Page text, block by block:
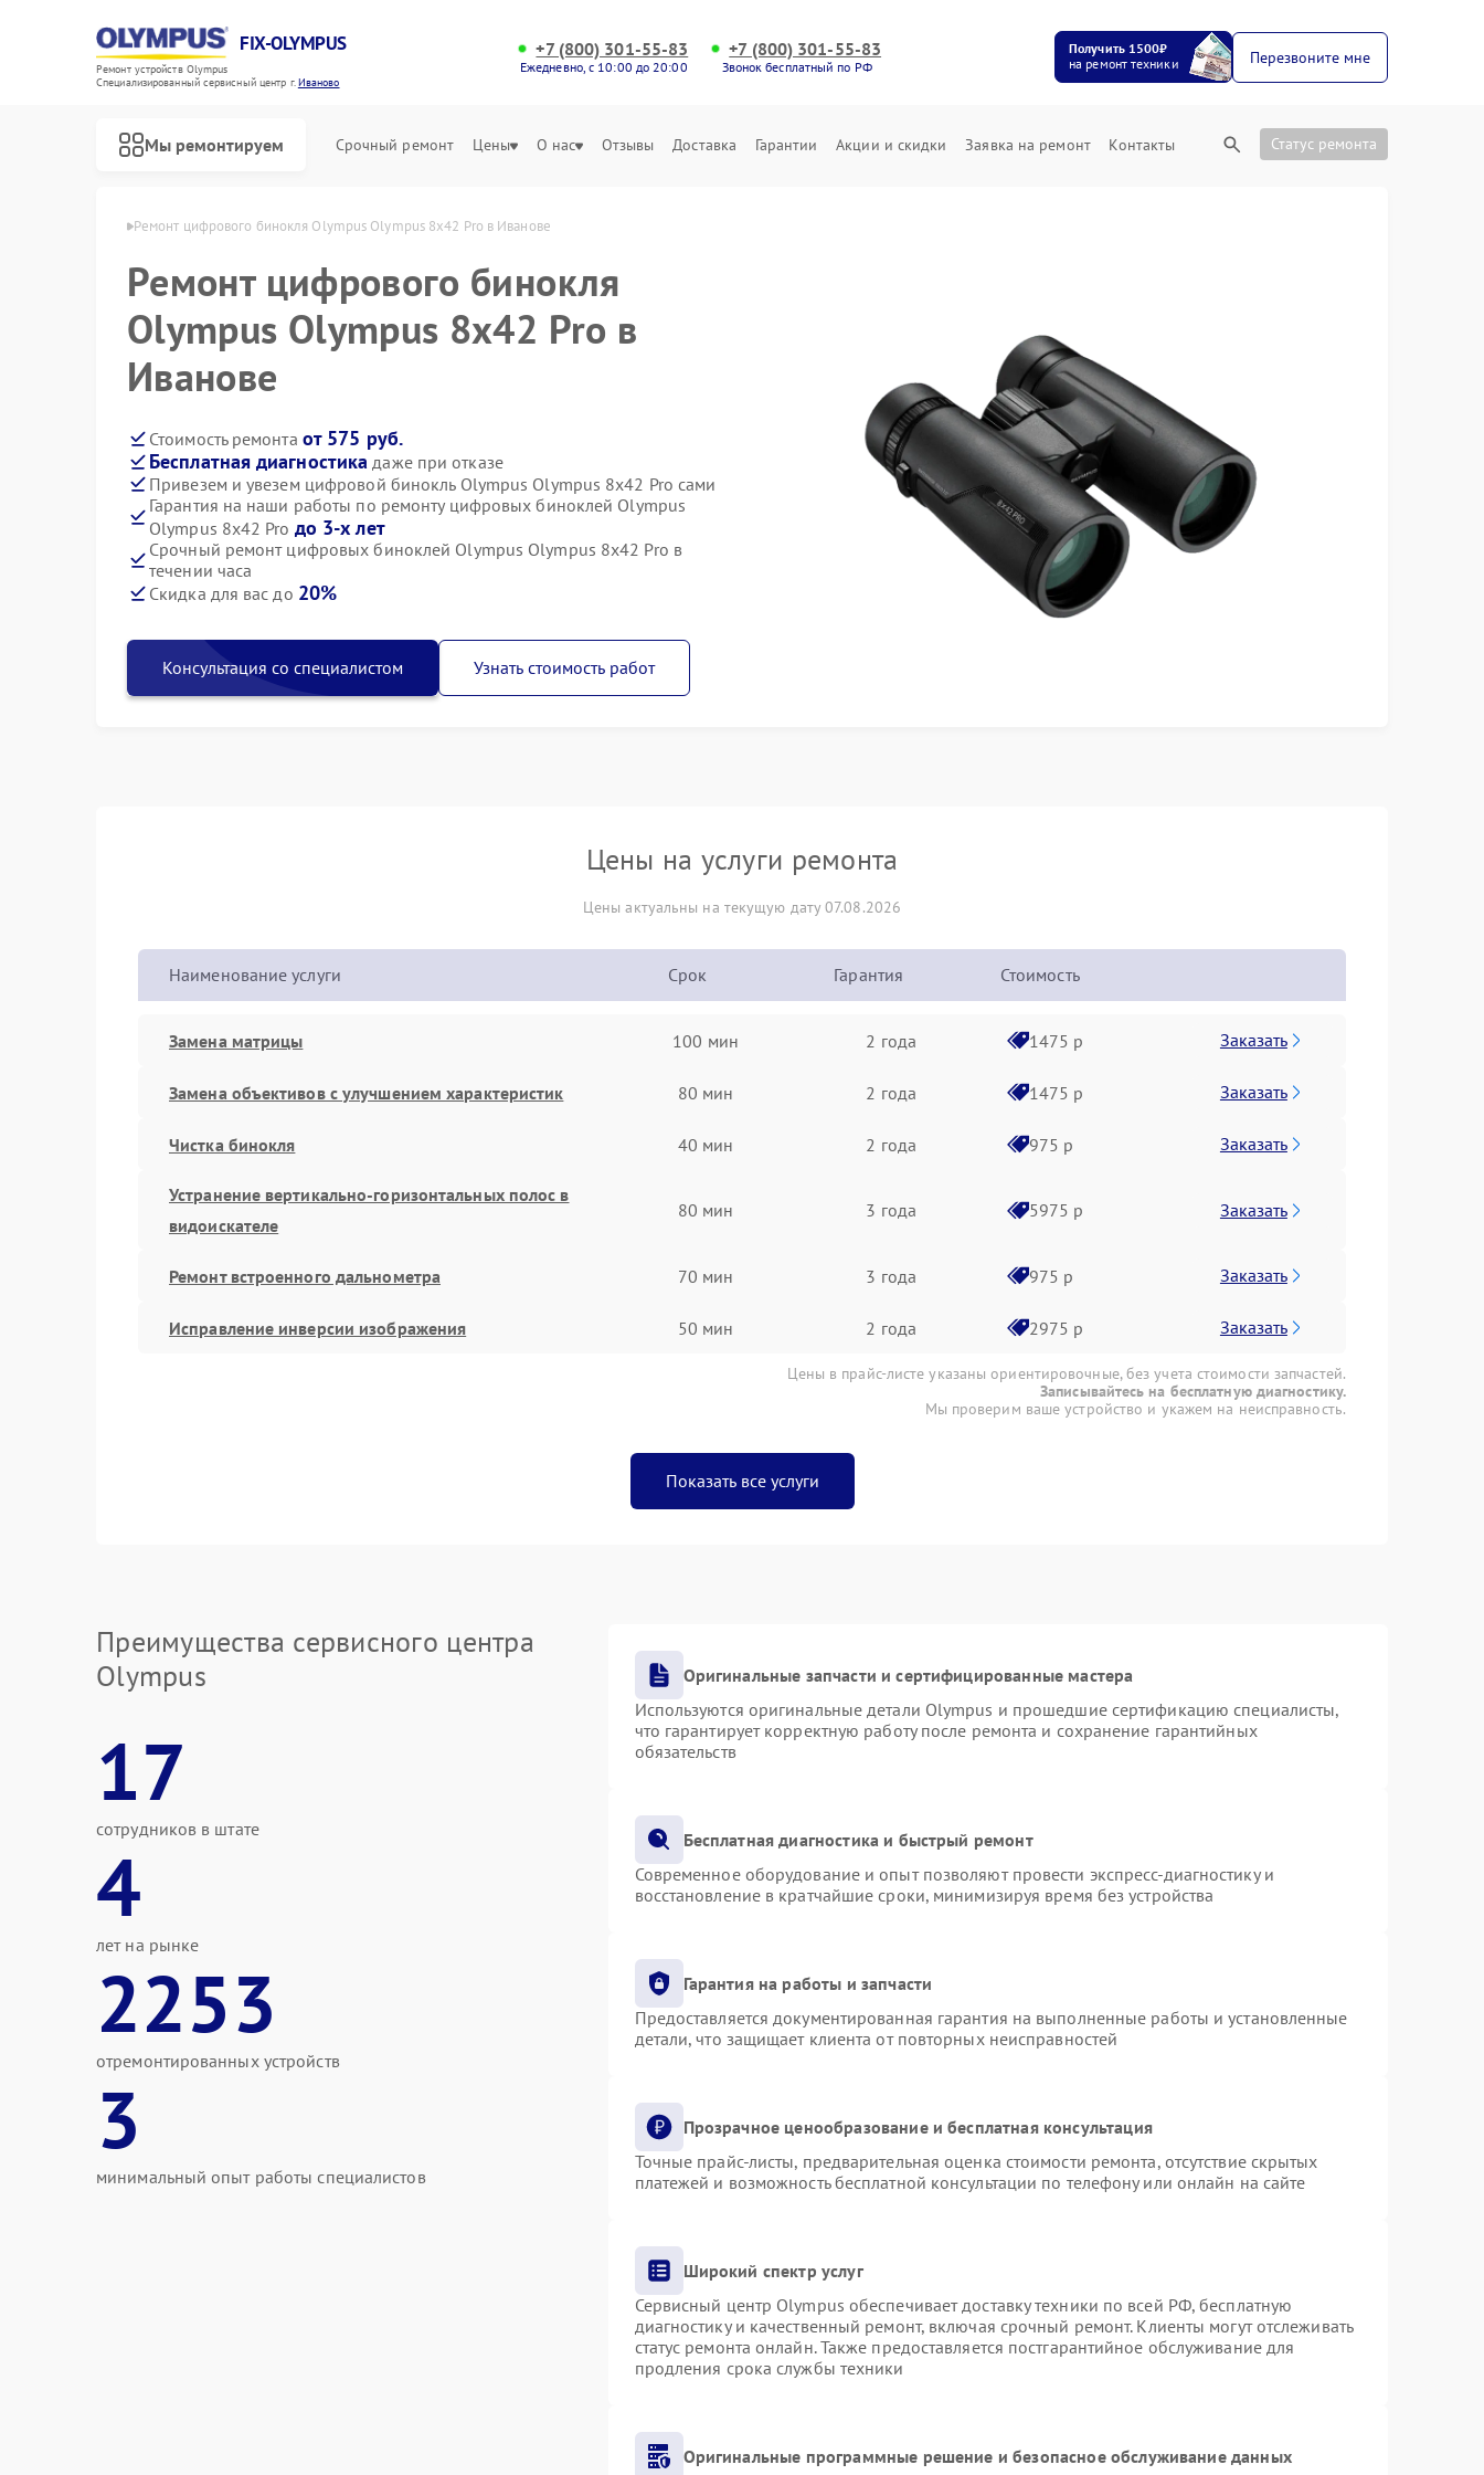
FIX-OLYMPUS
Ремонт устройств Olympus
Специализированный cервисный центр г.Иваново
+7 (800) 301-55-83
Ежедневно, с 10:00 до 20:00
+7 (800) 301-55-83
Звонок бесплатный по РФ
Получить 1500₽
на ремонт техники
Перезвоните мне
Мы ремонтируем Срочный ремонт Цены О нас Отзывы Доставка Гарантии Акции и скидки Заявка на ремонт Контакты Статус ремонта
Ремонт цифрового бинокля Olympus Olympus 8x42 Pro в Иванове
Ремонт цифрового бинокля
Olympus Olympus 8x42 Pro в
Иванове
Стоимость ремонта от 575 руб.
Бесплатная диагностика даже при отказе
Привезем и увезем цифровой бинокль Olympus Olympus 8x42 Pro сами
Гарантия на наши работы по ремонту цифровых биноклей Olympus
Olympus 8x42 Pro до 3-х лет
Срочный ремонт цифровых биноклей Olympus Olympus 8x42 Pro в
течении часа
Скидка для вас до 20%
Консультация со специалистом Узнать стоимость работ
Цены на услуги ремонта
Цены актуальны на текущую дату 07.08.2026
Наименование услуги Срок Гарантия Стоимость
Замена матрицы 100 мин 2 года 1475 р Заказать
Замена объективов с улучшением характеристик 80 мин 2 года 1475 р Заказать
Чистка бинокля 40 мин 2 года 975 р Заказать
Устранение вертикально-горизонтальных полос в
видоискателе
80 мин 3 года 5975 р Заказать
Ремонт встроенного дальнометра 70 мин 3 года 975 р Заказать
Исправление инверсии изображения 50 мин 2 года 2975 р Заказать
Цены в прайс-листе указаны ориентировочные, без учета стоимости запчастей.
Записывайтесь на бесплатную диагностику.
Мы проверим ваше устройство и укажем на неисправность.
Показать все услуги
Преимущества сервисного центра
Olympus
17
сотрудников в штате
4
лет на рынке
2253
отремонтированных устройств
3
минимальный опыт работы специалистов
Оригинальные запчасти и сертифицированные мастера
Используются оригинальные детали Olympus и прошедшие сертификацию специалисты,
что гарантирует корректную работу после ремонта и сохранение гарантийных
обязательств
Бесплатная диагностика и быстрый ремонт
Современное оборудование и опыт позволяют провести экспресс-диагностику и
восстановление в кратчайшие сроки, минимизируя время без устройства
Гарантия на работы и запчасти
Предоставляется документированная гарантия на выполненные работы и установленные
детали, что защищает клиента от повторных неисправностей
Прозрачное ценообразование и бесплатная консультация
Точные прайс-листы, предварительная оценка стоимости ремонта, отсутствие скрытых
платежей и возможность бесплатной консультации по телефону или онлайн на сайте
Широкий спектр услуг
Сервисный центр Olympus обеспечивает доставку техники по всей РФ, бесплатную
диагностику и качественный ремонт, включая срочный ремонт. Клиенты могут отслеживать
статус ремонта онлайн. Также предоставляется постгарантийное обслуживание для
продления срока службы техники
Оригинальные программные решение и безопасное обслуживание данных